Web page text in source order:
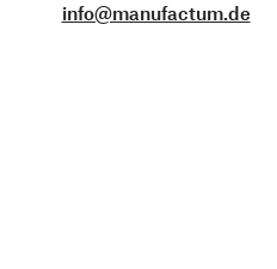
info@manufactum.de